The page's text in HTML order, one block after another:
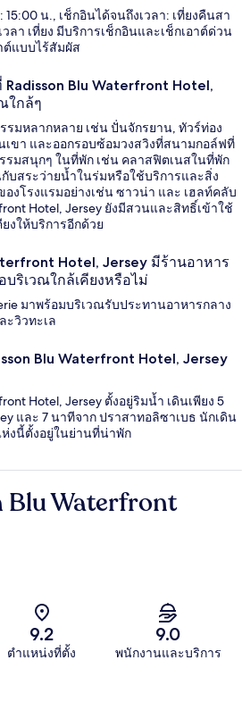
15:00 น., เช็กอินได้จนถึงเวลา: เที่ยงคืนสา
วลา เที่ยง มีบริการเช็กอินและเช็กเอาต์ด่วน
ต์แบบไร้สัมผัส
Radisson Blu Waterfront Hotel,
ใกล้ๆ
มหลากหลาย เช่น ปั่นจักรยาน, ทัวร์ท่อง
นเขา และออกรอบซ้อมวงสวิงที่สนามกอล์ฟที่
รมสนุกๆ ในที่พัก เช่น คลาสฟิตเนสในที่พัก
บสระว่ายน้ำในร่มหรือใช้บริการและสิ่ง
งโรงแรมอย่างเช่น ซาวน่า และ เฮลท์คลับ
Hotel, Jersey ยังมีสวนและสิทธิ์เข้าใช้
งให้บริการอีกด้วย
Hotel, Jersey มีร้านอาหาร
ริเวณใกล้เคียงหรือไม่
มาพร้อมบริเวณรับประทานอาหารกลาง
ะวิวทะเล
Blu Waterfront Hotel, Jersey
Hotel, Jersey ตั้งอยู่ริมน้ำ เดินเพียง 5
และ 7 นาทีจาก ปราสาทอลิซาเบธ นักเดิน
งนี้ตั้งอยู่ในย่านที่น่าพัก
Blu Waterfront
9.2
ตำแหน่งที่ตั้ง
9.0
พนักงานและบริการ